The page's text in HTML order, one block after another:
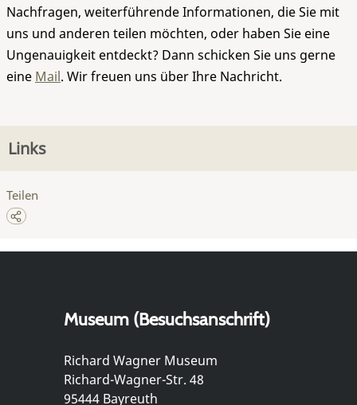
Nachfragen, weiterführende Informationen, die Sie mit
uns und anderen teilen möchten, oder haben Sie eine
Ungenauigkeit entdeckt? Dann schicken Sie uns gerne
eine Mail. Wir freuen uns über Ihre Nachricht.
Links
Teilen
Museum (Besuchsanschrift)
Richard Wagner Museum
Richard-Wagner-Str. 48
95444 Bayreuth